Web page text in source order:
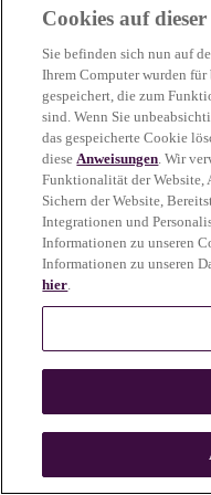
n
Cookies auf dieser
Sie befinden sich nun auf
Ihrem Computer wurden
gespeichert, die zum
sind. Wenn Sie
das gespeicherte Cookie
dieseAnweisungen. Wir
Funktionalität der Website,
Sichern der Website,
Integrationen und
Informationen zu unseren
Informationen zu unseren
hier.